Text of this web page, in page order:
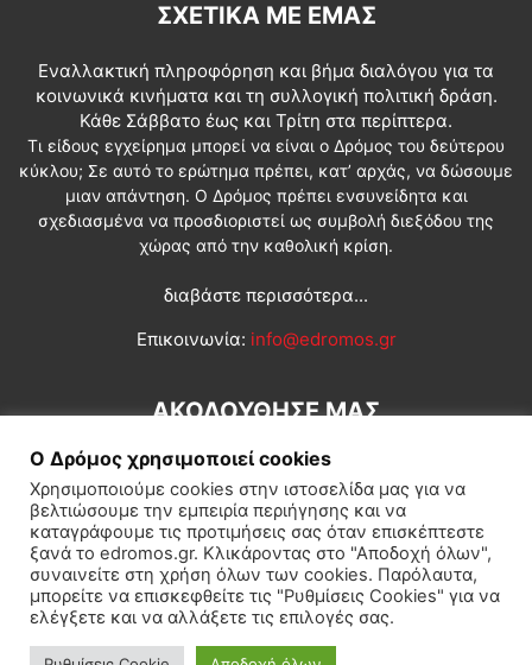
ΣΧΕΤΙΚΆ ΜΕ ΕΜΆΣ
Εναλλακτική πληροφόρηση και βήμα διαλόγου για τα
κοινωνικά κινήματα και τη συλλογική πολιτική δράση.
Κάθε Σάββατο έως και Τρίτη στα περίπτερα.
Τι είδους εγχείρημα μπορεί να είναι ο Δρόμος του δεύτερου
κύκλου; Σε αυτό το ερώτημα πρέπει, κατ’ αρχάς, να δώσουμε
μιαν απάντηση. Ο Δρόμος πρέπει ενσυνείδητα και
σχεδιασμένα να προσδιοριστεί ως συμβολή διεξόδου της
χώρας από την καθολική κρίση.
διαβάστε περισσότερα...
Επικοινωνία: info@edromos.gr
ΑΚΟΛΟΥΘΗΣΕ ΜΑΣ
Εγγραφή συνδρομητή Πολιτική Διεθνή Κοινωνία
Πολιτισμός Αφιερώματα
Ο Δρόμος χρησιμοποιεί cookies
Χρησιμοποιούμε cookies στην ιστοσελίδα μας για να
βελτιώσουμε την εμπειρία περιήγησης και να
καταγράφουμε τις προτιμήσεις σας όταν επισκέπτεστε
ξανά το edromos.gr. Κλικάροντας στο "Αποδοχή όλων",
συναινείτε στη χρήση όλων των cookies. Παρόλαυτα,
μπορείτε να επισκεφθείτε τις "Ρυθμίσεις Cookies" για να
ελέγξετε και να αλλάξετε τις επιλογές σας.